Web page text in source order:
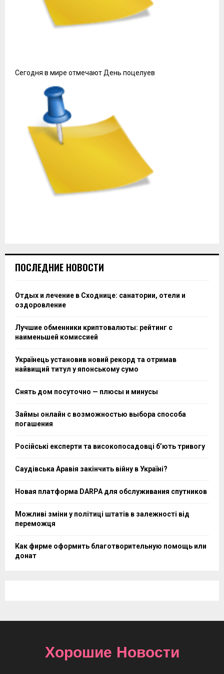
Сегодня в мире отмечают День поцелуев
ПОСЛЕДНИЕ НОВОСТИ
Отдых и лечение в Сходнице: санатории, отели и
оздоровление
Лучшие обменники криптовалюты: рейтинг с
наименьшей комиссией
Українець установив новий рекорд та отримав
найвищий титул у японському сумо
Снять дом посуточно — плюсы и минусы
Займы онлайн с возможностью выбора способа
погашения
Російські експерти та високопосадовці бʼють тривогу
Саудівська Аравія закінчить війну в Україні?
Новая платформа DARPA для обслуживания спутников
Можливі зміни у політиці штатів в залежності від
переможця
Как фирме оформить благотворительную помощь или
донат
Хорошие Новости